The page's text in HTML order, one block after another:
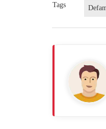
Tags